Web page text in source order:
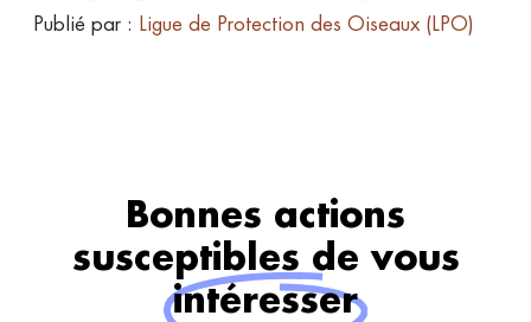
Publié par : Ligue de Protection des Oiseaux (LPO)
Bonnes actions
susceptibles de vous
intéresser